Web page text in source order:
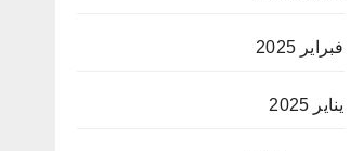
فبراير 2025
يناير 2025